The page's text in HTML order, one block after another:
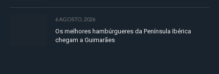
6 AGOSTO, 2026
Os melhores hambúrgueres da Península Ibérica
chegam a Guimarães